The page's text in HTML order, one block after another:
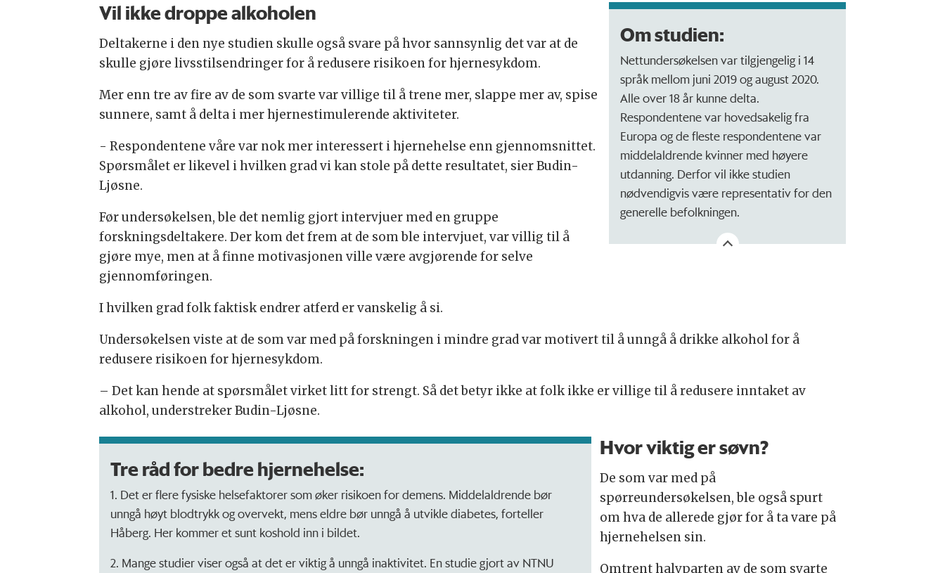
Om studien:
Nettundersøkelsen var tilgjengelig i 14
språk mellom juni 2019 og august 2020.
Alle over 18 år kunne delta.
Respondentene var hovedsakelig fra
Europa og de fleste respondentene var
middelaldrende kvinner med høyere
utdanning. Derfor vil ikke studien
nødvendigvis være representativ for den
generelle befolkningen.
Vil ikke droppe alkoholen
Deltakerne i den nye studien skulle også svare på hvor sannsynlig det var at de
skulle gjøre livsstilsendringer for å redusere risikoen for hjernesykdom.
Mer enn tre av fire av de som svarte var villige til å trene mer, slappe mer av, spise
sunnere, samt å delta i mer hjernestimulerende aktiviteter.
- Respondentene våre var nok mer interessert i hjernehelse enn gjennomsnittet.
Spørsmålet er likevel i hvilken grad vi kan stole på dette resultatet, sier Budin-
Ljøsne.
Før undersøkelsen, ble det nemlig gjort intervjuer med en gruppe
forskningsdeltakere. Der kom det frem at de som ble intervjuet, var villig til å
gjøre mye, men at å finne motivasjonen ville være avgjørende for selve
gjennomføringen.
I hvilken grad folk faktisk endrer atferd er vanskelig å si.
Undersøkelsen viste at de som var med på forskningen i mindre grad var motivert til å unngå å drikke alkohol for å
redusere risikoen for hjernesykdom.
– Det kan hende at spørsmålet virket litt for strengt. Så det betyr ikke at folk ikke er villige til å redusere inntaket av
alkohol, understreker Budin-Ljøsne.
Tre råd for bedre hjernehelse:
1. Det er flere fysiske helsefaktorer som øker risikoen for demens. Middelaldrende bør
unngå høyt blodtrykk og overvekt, mens eldre bør unngå å utvikle diabetes, forteller
Håberg. Her kommer et sunt koshold inn i bildet.
2. Mange studier viser også at det er viktig å unngå inaktivitet. En studie gjort av NTNU
Hvor viktig er søvn?
De som var med på
spørreundersøkelsen, ble også spurt
om hva de allerede gjør for å ta vare på
hjernehelsen sin.
Omtrent halvparten av de som svarte